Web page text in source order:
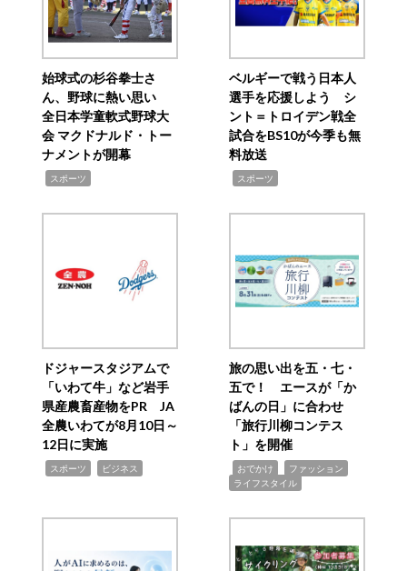
始球式の杉谷拳士さ
ん、野球に熱い思い
全日本学童軟式野球大
会 マクドナルド・トー
ナメントが開幕
スポーツ
ベルギーで戦う日本人
選手を応援しよう シ
ント＝トロイデン戦全
試合をBS10が今季も無
料放送
スポーツ
ドジャースタジアムで
「いわて牛」など岩手
県産農畜産物をPR JA
全農いわてが8月10日～
12日に実施
スポーツ ビジネス
旅の思い出を五・七・
五で！ エースが「か
ばんの日」に合わせ
「旅行川柳コンテス
ト」を開催
おでかけ ファッション
ライフスタイル